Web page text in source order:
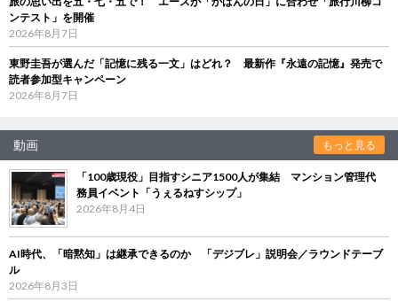
ンテスト」を開催
2026年8月7日
東野圭吾が選んだ「記憶に残る一文」はどれ？ 最新作『永遠の記憶』発売で
読者参加型キャンペーン
2026年8月7日
動画 もっと見る
「100歳現役」目指すシニア1500人が集結 マンション管理代
務員イベント「うぇるねすシップ」
2026年8月4日
AI時代、「暗黙知」は継承できるのか 「デジブレ」説明会／ラウンドテーブ
ル
2026年8月3日